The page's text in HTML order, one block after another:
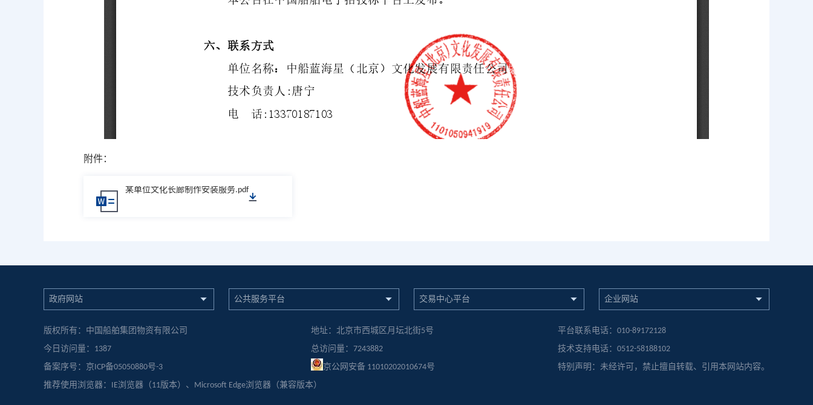
附件：
某单位文化长廊制作安装服务.pdf
政府网站 公共服务平台 交易中心平台 企业网站
版权所有：中国船舶集团物资有限公司
今日访问量： 1387
备案序号：京ICP备05050880号-3
地址：北京市西城区月坛北街5号
总访问量： 7243882
京公网安备 11010202010674号
平台联系电话：010-89172128
技术支持电话：0512-58188102
特别声明：未经许可，禁止擅自转载、引用本网站内容。
推荐使用浏览器：IE浏览器（11版本）、Microsoft Edge浏览器（兼容版本）